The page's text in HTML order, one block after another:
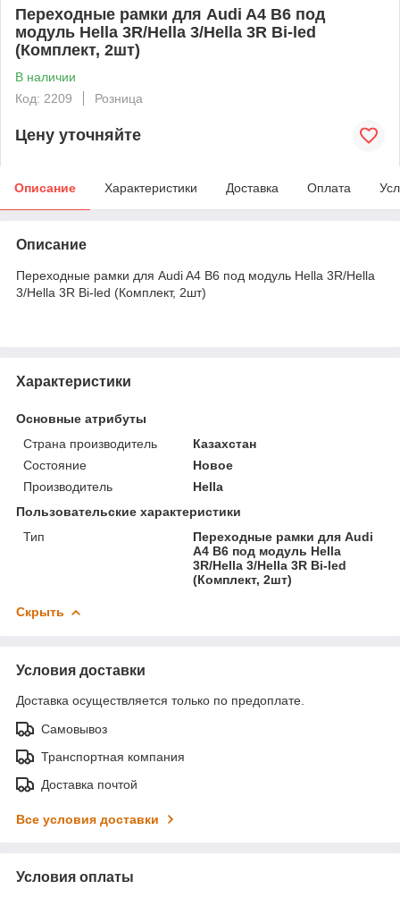
Переходные рамки для Audi A4 B6 под
модуль Hella 3R/Hella 3/Hella 3R Bi-led
(Комплект, 2шт)
В наличии
Код: 2209
Розница
Цену уточняйте
Описание Характеристики Доставка Оплата
Описание
Переходные рамки для Audi A4 B6 под модуль Hella 3R/Hella
3/Hella 3R Bi-led (Комплект, 2шт)
Характеристики
Основные атрибуты
Страна производитель
Казахстан
Состояние
Новое
Производитель
Hella
Пользовательские характеристики
Тип
Переходные рамки для Audi
A4 B6 под модуль Hella
3R/Hella 3/Hella 3R Bi-led
(Комплект, 2шт)
Скрыть
Условия доставки
Доставка осуществляется только по предоплате.
Самовывоз
Транспортная компания
Доставка почтой
Все условия доставки
Условия оплаты